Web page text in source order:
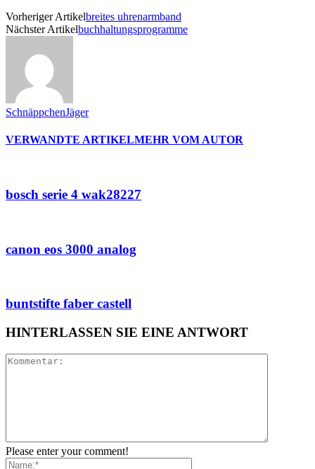
Vorheriger Artikelbreites uhrenarmband
Nächster Artikelbuchhaltungsprogramme
SchnäppchenJäger
VERWANDTE ARTIKELMEHR VOM AUTOR
bosch serie 4 wak28227
canon eos 3000 analog
buntstifte faber castell
HINTERLASSEN SIE EINE ANTWORT
Please enter your comment!